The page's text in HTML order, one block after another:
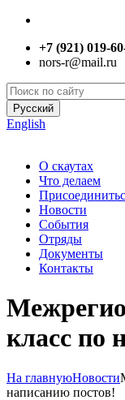
+7 (921) 019-
nors-r@mail.ru
Русский
English
О скаутах
Что делаем
Новости
События
Отряды
Документы
Контакты
класс по
На главнуюНовости
написанию постов!